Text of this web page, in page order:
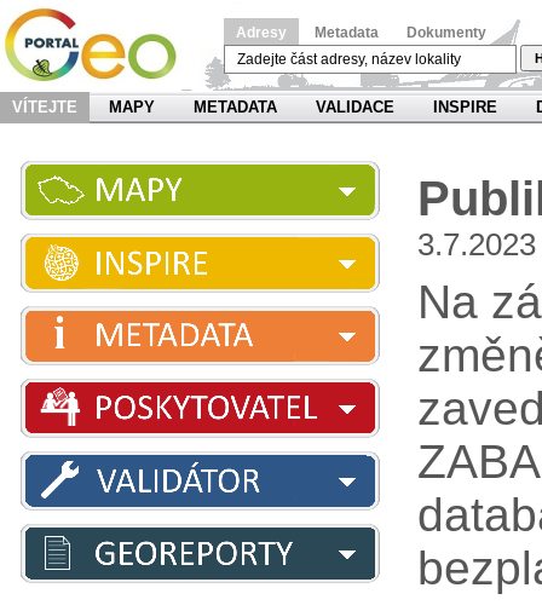
Adresy Metadata Dokumenty
VÍTEJTE MAPY METADATA VALIDACE INSPIRE
3.7.2023
Na